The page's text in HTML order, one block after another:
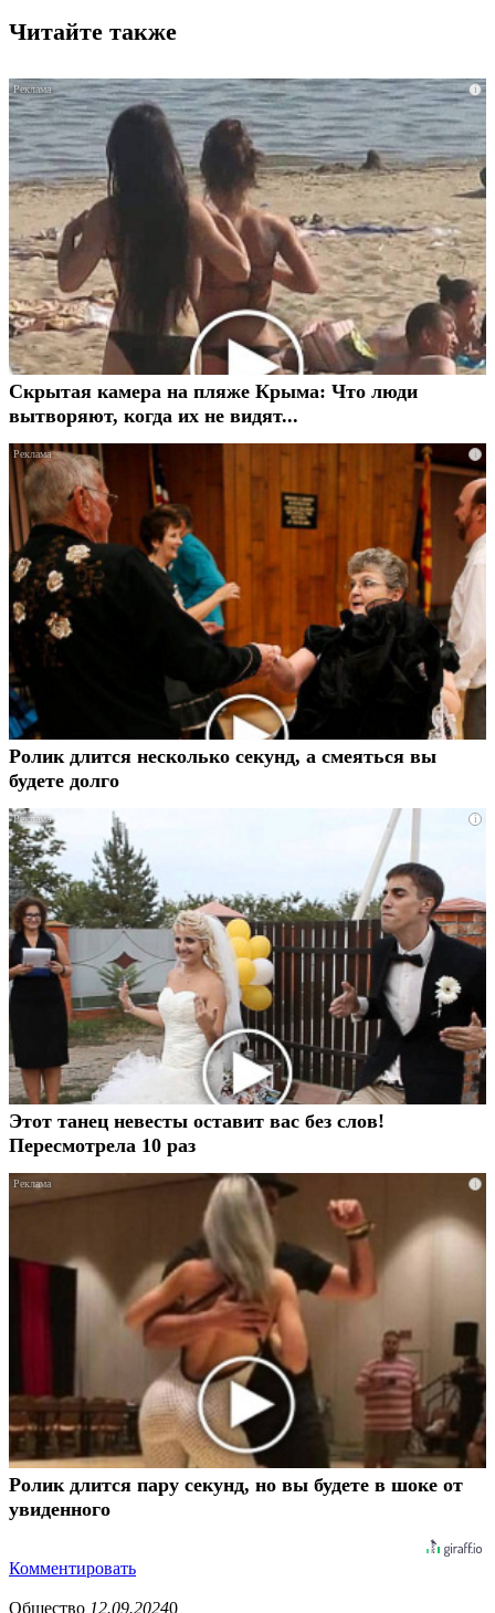
Читайте также
i
Скрытая камера на пляже Крыма: Что люди
вытворяют, когда их не видят...
i
Ролик длится несколько секунд, а смеяться вы
будете долго
i
Этот танец невесты оставит вас без слов!
Пересмотрела 10 раз
i
Ролик длится пару секунд, но вы будете в шоке от
увиденного
Комментировать
Общество 12.09.20240